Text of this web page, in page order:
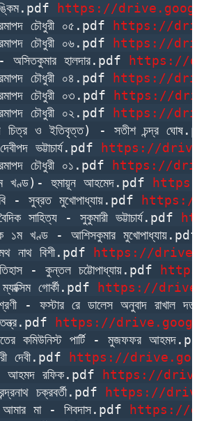
https://
চৌধুরী ০৫.pdf
https://
চৌধুরী ০৬.pdf
https://
- অসিতকুমার হালদার.pdf
https://
চৌধুরী ০৪.pdf
https://
চৌধুরী ০৩.pdf
https://
চৌধুরী ০২.pdf
https://
চিত্র ও ইতিবৃত্ত) - সতীশ চন্দ্র
ভট্টাচার্য.pdf
https://
চৌধুরী ০১.pdf
https://
খণ্ড)- হুমায়ূন আহমেদ.pdf
https://
- সুব্রত মুখোপাধ্যায়.pdf
https://
সাহিত্য - সুকুমারী ভট্টাচার্য.pdf
১ম খণ্ড - আশিসকুমার মুখোপাধ্যায়.pdf
নাথ বিশী.pdf
https://
- কুন্তল চট্টোপাধ্যায়.pdf
গোর্কী.pdf
https://
- ফস্টার রে ডালেস অনুবাদ রাখাল
https://
কমিউনিস্ট পার্টি - মুজফফর
দেবী.pdf
https://
- আহমদ রফিক.pdf
https://
চক্রবর্তী.pdf
https://
আমার মা - শিবদাস.pdf
https://